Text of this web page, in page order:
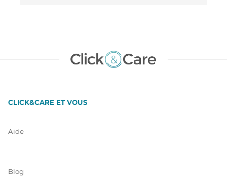
CLICK&CARE ET VOUS
Aide
Blog